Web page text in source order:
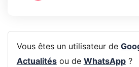
Vous êtes un utilisateur de
Actualitésou de WhatsApp?